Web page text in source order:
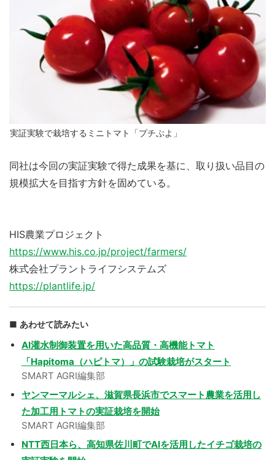
実証実験で栽培するミニトマト「プチぷよ」
同社は今回の実証実験で得た成果を基に、取り扱い品目の
規模拡大を目指す方針を固めている。
HIS農業プロジェクト
https://www.his.co.jp/project/farmers/
株式会社プラントライフシステムズ
https://plantlife.jp/
あわせて読みたい
AI灌水制御装置を用いた高品質・高機能トマト
「Hapitoma（ハピトマ）」の試験栽培がスタート
SMART AGRI編集部
ヤンマーマルシェ、滋賀県長浜市でスマート農業を活用し
た加工用トマトの実証栽培を開始
SMART AGRI編集部
NTT西日本ら、高知県佐川町でAIを活用したイチゴ栽培の